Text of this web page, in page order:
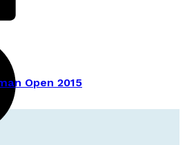
Open 2015